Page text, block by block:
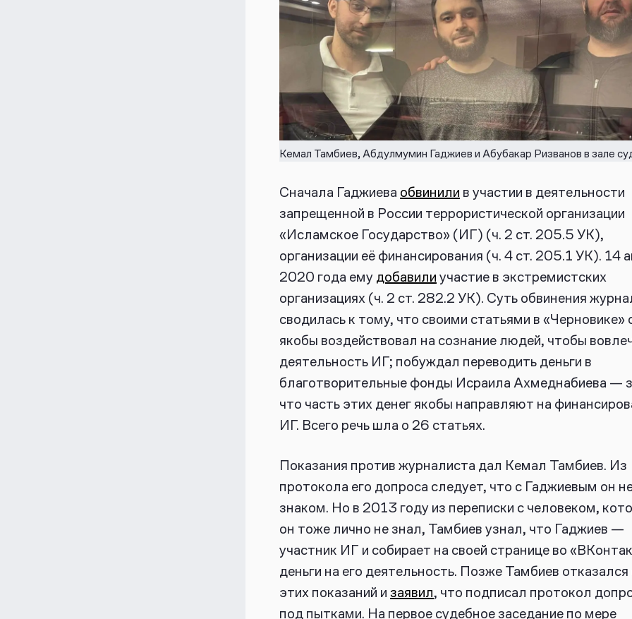
Кемал Тамбиев, Абдулмумин Гаджиев и Абубакар Ризванов в зале
Сначала Гаджиева обвинили в участии в деятельности
запрещенной в России террористической организации
«Исламское Государство» (ИГ) (ч. 2 ст. 205.5 УК),
организации её финансирования (ч. 4 ст. 205.1 УК). 14
2020 года ему добавили участие в экстремистских
организациях (ч. 2 ст. 282.2 УК). Суть обвинения
сводилась к тому, что своими статьями в «Черновике»
якобы воздействовал на сознание людей, чтобы
деятельность ИГ; побуждал переводить деньги в
благотворительные фонды Исраила Ахмеднабиева —
что часть этих денег якобы направляют на
ИГ. Всего речь шла о 26 статьях.
Показания против журналиста дал Кемал Тамбиев. Из
протокола его допроса следует, что с Гаджиевым он
знаком. Но в 2013 году из переписки с человеком,
он тоже лично не знал, Тамбиев узнал, что Гаджиев —
участник ИГ и собирает на своей странице во
деньги на его деятельность. Позже Тамбиев отказался
этих показаний и заявил, что подписал протокол
под пытками. На первое судебное заседание по мере